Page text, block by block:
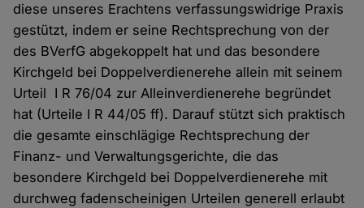
diese unseres Erachtens verfassungswidrige Praxis
gestützt, indem er seine Rechtsprechung von der
des BVerfG abgekoppelt hat und das besondere
Kirchgeld bei Doppelverdienerehe allein mit seinem
Urteil I R 76/04 zur Alleinverdienerehe begründet
hat (Urteile I R 44/05 ff). Darauf stützt sich praktisch
die gesamte einschlägige Rechtsprechung der
Finanz- und Verwaltungsgerichte, die das
besondere Kirchgeld bei Doppelverdienerehe mit
durchweg fadenscheinigen Urteilen generell erlaubt